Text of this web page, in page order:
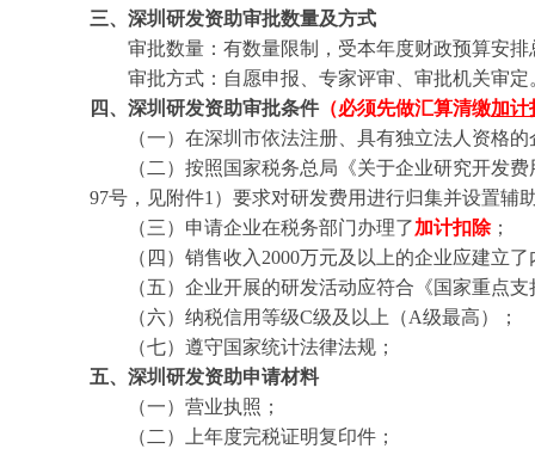
三、 深圳研发资助审批数量及方式
审批数量：有数量限制，受本年度财政预算安排
审批方式：自愿申报、专家评审、审批机关审定
四、 深圳研发资助审批条件（必须先做汇算清缴加计
（一）在深圳市依法注册、具有独立法人资格的
（二）按照国家税务总局《关于企业研究开发费
97号，见附件1）要求对研发费用进行归集并设置辅
（三）申请企业在税务部门办理了加计扣除；
（四）销售收入2000万元及以上的企业应建立了
（五）企业开展的研发活动应符合《国家重点支
（六）纳税信用等级C级及以上（A级最高）；
（七）遵守国家统计法律法规；
五、 深圳研发资助申请材料
（一）营业执照；
（二）上年度完税证明复印件；